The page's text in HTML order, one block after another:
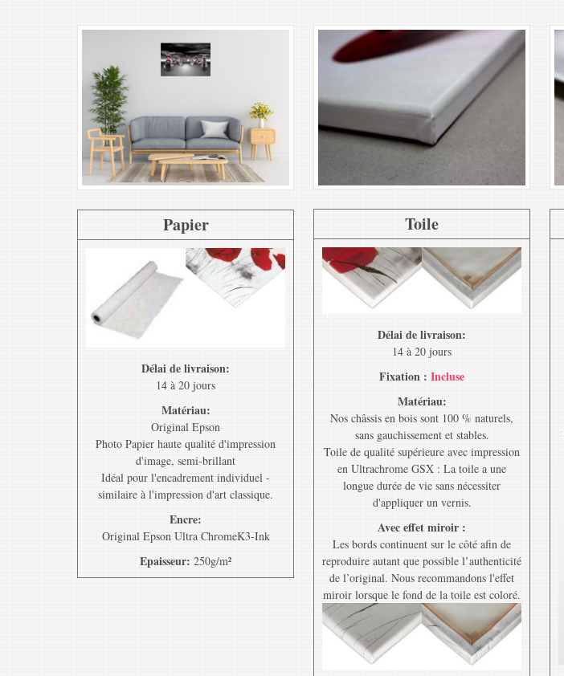
Papier
Délai de livraison:
14 à 20 jours
Matériau:
Original Epson
Photo Papier haute qualité d'impression
d'image, semi-brillant
Idéal pour l'encadrement individuel -
similaire à l'impression d'art classique.
Encre:
Original Epson Ultra ChromeK3-Ink
Epaisseur: 250g/m²
Toile
Délai de livraison:
14 à 20 jours
Fixation : Incluse
Matériau:
Nos châssis en bois sont 100 % naturels,
sans gauchissement et stables.
Toile de qualité supérieure avec impression
en Ultrachrome GSX : La toile a une
longue durée de vie sans nécessiter
d'appliquer un vernis.
Avec effet miroir :
Les bords continuent sur le côté afin de
reproduire autant que possible l’authenticité
de l’original. Nous recommandons l'effet
miroir lorsque le fond de la toile est coloré.